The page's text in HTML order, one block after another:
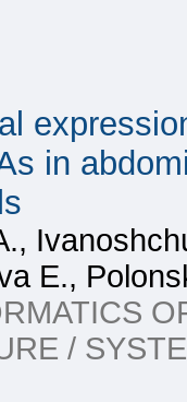
in
E.,
/